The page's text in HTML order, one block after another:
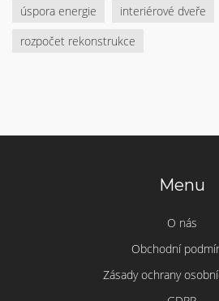
úspora energie
interiérové dveře
rozpočet rekonstrukce
Menu
O nás
Obchodní
Zásady ochrany